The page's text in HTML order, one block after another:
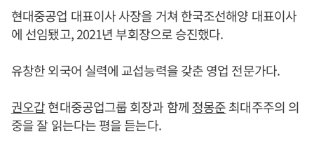
현대중공업 대표이사 사장을 거쳐 한국조선해양 대표이사
에 선임됐고, 2021년 부회장으로 승진했다.
유창한 외국어 실력에 교섭능력을 갖춘 영업 전문가다.
권오갑현대중공업그룹 회장과 함께 정몽준최대주주의 의
중을 잘 읽는다는 평을 듣는다.